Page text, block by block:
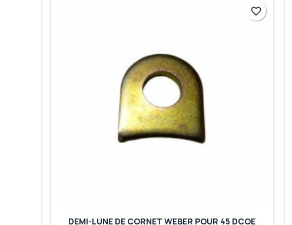
DEMI-LUNE DE CORNET WEBER POUR 45 DCOE
favorite_border
favorite_border